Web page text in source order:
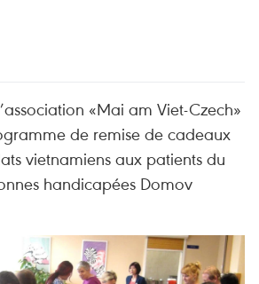
«Mai am Viet-Czech»
de remise de cadeaux
vietnamiens aux patients du
handicapées Domov